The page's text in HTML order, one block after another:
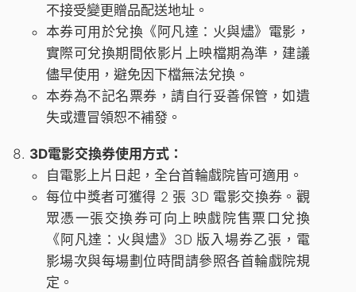
不接受變更贈品配送地址。
本券可用於兌換《阿凡達：火與燼》電影，
實際可兌換期間依影片上映檔期為準，建議
儘早使用，避免因下檔無法兌換。
本券為不記名票券，請自行妥善保管，如遺
失或遭冒領恕不補發。
3D電影交換券使用方式：
自電影上片日起，全台首輪戲院皆可適用。
每位中獎者可獲得 2 張 3D 電影交換券。觀
眾憑一張交換券可向上映戲院售票口兌換
《阿凡達：火與燼》3D 版入場券乙張，電
影場次與每場劃位時間請參照各首輪戲院規
定。